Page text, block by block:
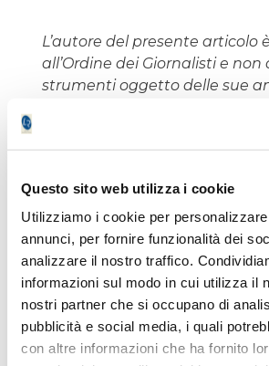
Questo sito web utilizza i cookie
Utilizziamo i cookie per
annunci, per fornire funzionalità dei
analizzare il nostro traffico.
informazioni sul modo in cui utilizza il
nostri partner che si occupano di
pubblicità e social media, i quali
con altre informazioni che ha fornito
L’autore del presente articolo
all’Ordine dei Giornalisti e
strumenti oggetto delle sue
Il nostro giornale rispetta la
Doveri dell’Informazione
qui >>
Emilio